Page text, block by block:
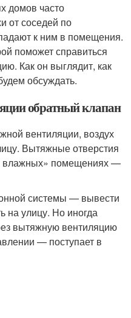
домов часто
от соседей по
к ним в помещения.
поможет справиться
Как он выглядит, как
обсуждать.
обратный клапан
вентиляции, воздух
Вытяжные отверстия
влажных» помещениях —
системы — вывести
на улицу. Но иногда
вытяжную вентиляцию
— поступает в